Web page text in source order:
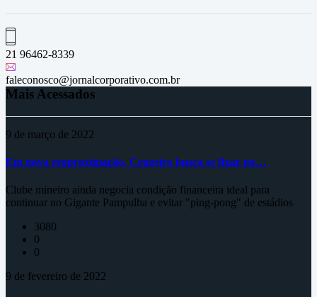
21 96462-8339
faleconosco@jornalcorporativo.com.br
Mais Acessados
9 de março de 2022
Em nova reaproximação, Cruzeiro busca se fixar no…
Clube mineiro ainda negocia condição financeira ideal para
continuar no Gigante Pampulha e evitar "ping-pong" de estádios
3080
0
0
9 de fevereiro de 2022